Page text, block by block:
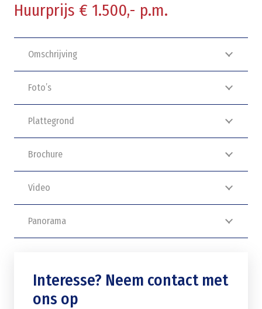
Huurprijs € 1.500,- p.m.
Omschrijving
Foto’s
Plattegrond
Brochure
Video
Panorama
Interesse? Neem contact met
ons op